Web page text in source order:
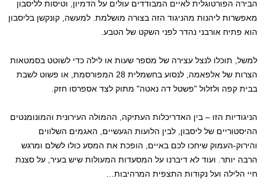
הבירה הפורטוגלית לאיים המבודדים עולים על הדמיון, וטיסות לליסבון
מאפשרות ליהנות מהניגוד הזה בצורה מושלמת. למעשה, קונקשן בליסבון
הוא פתיח אורבני נהדר לפני השקט של הטבע.
למשל, תוכלו לנצל עצירה של מספר שעות או לילה כדי לשוטט בסמטאות
הצרות של אלפאמה, לנסוע בחשמלית 28 המפורסמת, או פשוט לשבת
בבית קפה ולזלול "פשטל דה נאטה" מתוק לצד אספרסו חזק.
הניגודיות הזו – בין האדריכלות העתיקה, ההמולה העירונית והמונומנטים
ההיסטוריים של ליסבון, לבין הלועות הגעשיים, האגמים השלווים
והירוק-העמוק שיחכו לכם באיים, הופכת את המסע כולו לשלם ומרגש
הרבה יותר. ועוד לא דיברנו על המסעדות המעולות שיש בעיר, על סצנת
חיי הלילה ועל נקודות התצפית המרהיבות…